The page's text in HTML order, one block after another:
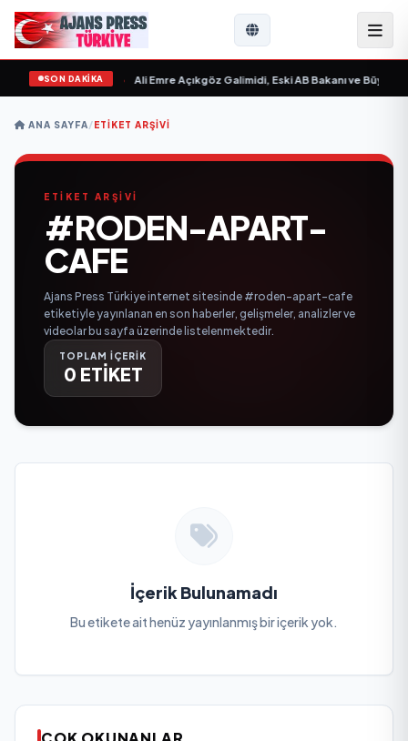
SON DAKİKA
“ yayımlandı Ali Emre Açıkgöz Galimidi, Eski AB Bakanı ve
ANA SAYFA/ETIKET ARŞIVI
ETİKET ARŞİVİ
#RODEN-APART-
CAFE
Ajans Press Türkiye internet sitesinde #roden-apart-cafe
etiketiyle yayınlanan en son haberler, gelişmeler, analizler ve
videolar bu sayfa üzerinde listelenmektedir.
TOPLAM İÇERİK
0 ETİKET
İçerik Bulunamadı
Bu etikete ait henüz yayınlanmış bir içerik yok.